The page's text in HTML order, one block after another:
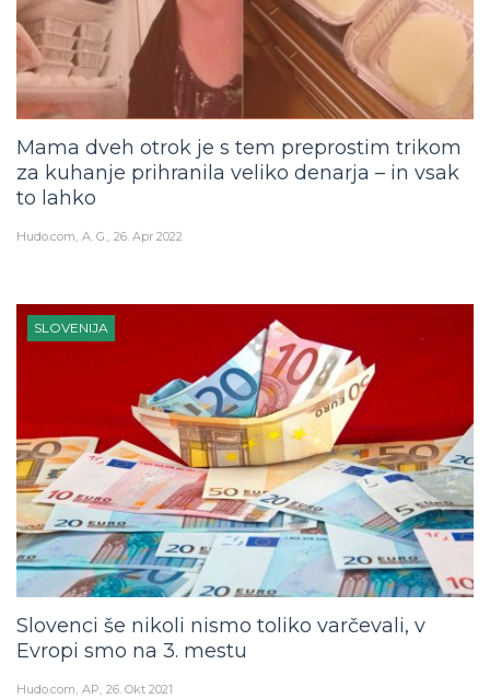
Mama dveh otrok je s tem preprostim trikom
za kuhanje prihranila veliko denarja – in vsak
to lahko
Hudo.com A. G. 26. Apr 2022
SLOVENIJA
Slovenci še nikoli nismo toliko varčevali, v
Evropi smo na 3. mestu
Hudo.com AP 26. Okt 2021